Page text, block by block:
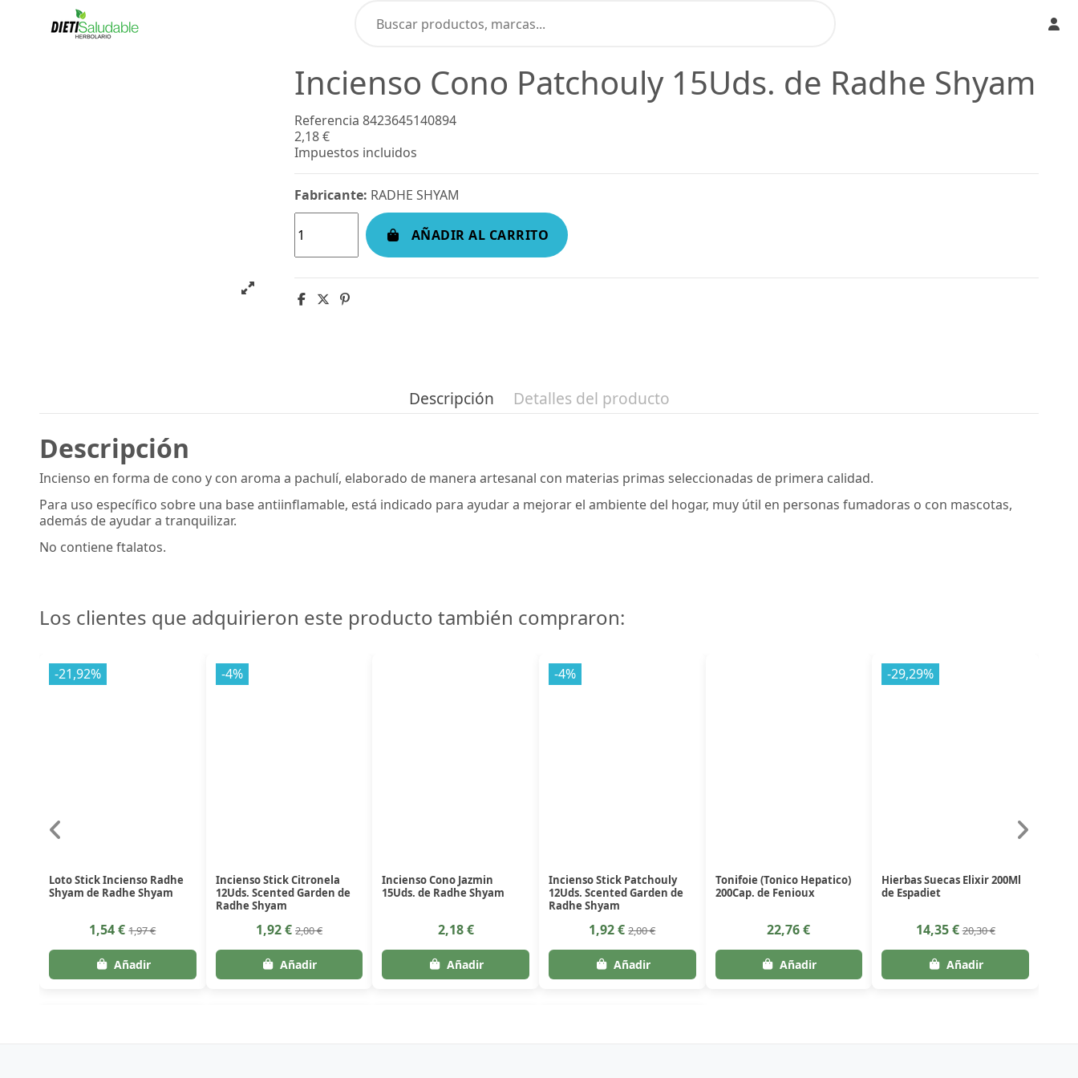
Incienso Cono Patchouly 15Uds. de Radhe Shyam
Referencia 8423645140894
2,18 €
Impuestos incluidos
Fabricante: RADHE SHYAM
AÑADIR AL CARRITO
Descripción Detalles del producto
Descripción
Incienso en forma de cono y con aroma a pachulí, elaborado de manera artesanal con materias primas seleccionadas de primera calidad.
Para uso específico sobre una base antiinflamable, está indicado para ayudar a mejorar el ambiente del hogar, muy útil en personas fumadoras o con mascotas,
además de ayudar a tranquilizar.
No contiene ftalatos.
Los clientes que adquirieron este producto también compraron:
-21,92%
Loto Stick Incienso Radhe
Shyam de Radhe Shyam
1,54 €1,97 €
-4%
Incienso Stick Citronela
12Uds. Scented Garden de
Radhe Shyam
1,92 € 2,00 €
Incienso Cono Jazmin
15Uds. de Radhe Shyam
2,18 €
-4%
Incienso Stick Patchouly
12Uds. Scented Garden de
Radhe Shyam
1,92 €2,00 €
Tonifoie (Tonico Hepatico)
200Cap. de Fenioux
22,76 €
-29,29%
Hierbas Suecas Elixir 200Ml
de Espadiet
14,35 €20,30 €